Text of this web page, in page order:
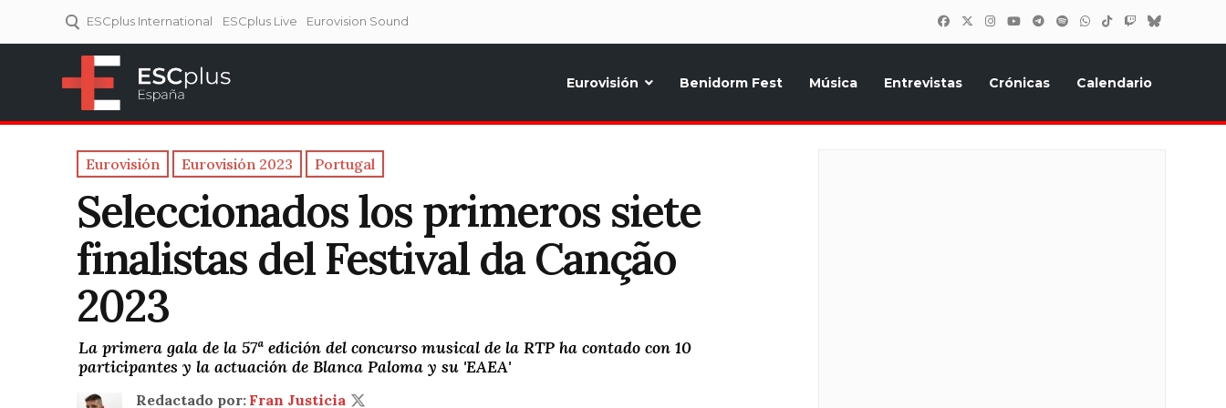
ESCplus International ESCplus Live Eurovision Sound
Eurovisión Benidorm Fest Música Entrevistas Crónicas Calendario
Eurovisión Eurovisión 2023 Portugal
Seleccionados los primeros siete
finalistas del Festival da Canção
2023
La primera gala de la 57ª edición del concurso musical de la RTP ha contado con 10
participantes y la actuación de Blanca Paloma y su 'EAEA'
Redactado por: Fran Justicia